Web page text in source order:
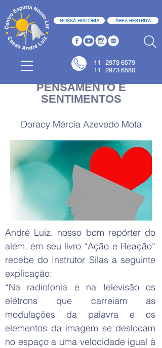
NOSSA HISTÓRIA ÁREA RESTRITA
11 2973 6579
11 2973 6580
PENSAMENTO E
SENTIMENTOS
Doracy Mércia Azevedo Mota
André Luiz, nosso bom repórter do
além, em seu livro “Ação e Reação”
recebe do Instrutor Silas a seguinte
explicação:
“Na radiofonia e na televisão os
elétrons que carreiam as
modulações da palavra e os
elementos da imagem se deslocam
no espaço a uma velocidade igual à